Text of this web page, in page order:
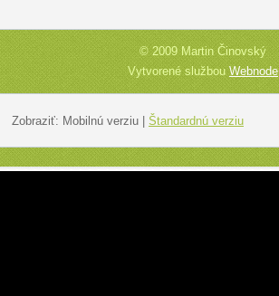
© 2009 Martin Činovský
Vytvorené službouWebnode
Zobraziť: Mobilnú verziu| Štandardnú verziu